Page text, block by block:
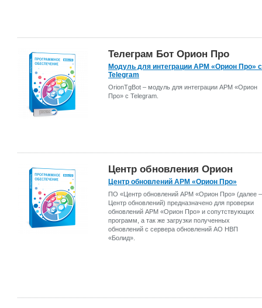
Телеграм Бот Орион Про
Модуль для интеграции АРМ «Орион Про» с
Telegram
OrionTgBot – модуль для интеграции АРМ «Орион
Про» с Telegram.
Центр обновления Орион
Центр обновлений АРМ «Орион Про»
ПО «Центр обновлений АРМ «Орион Про» (далее –
Центр обновлений) предназначено для проверки
обновлений АРМ «Орион Про» и сопутствующих
программ, а так же загрузки полученных
обновлений с сервера обновлений АО НВП
«Болид».